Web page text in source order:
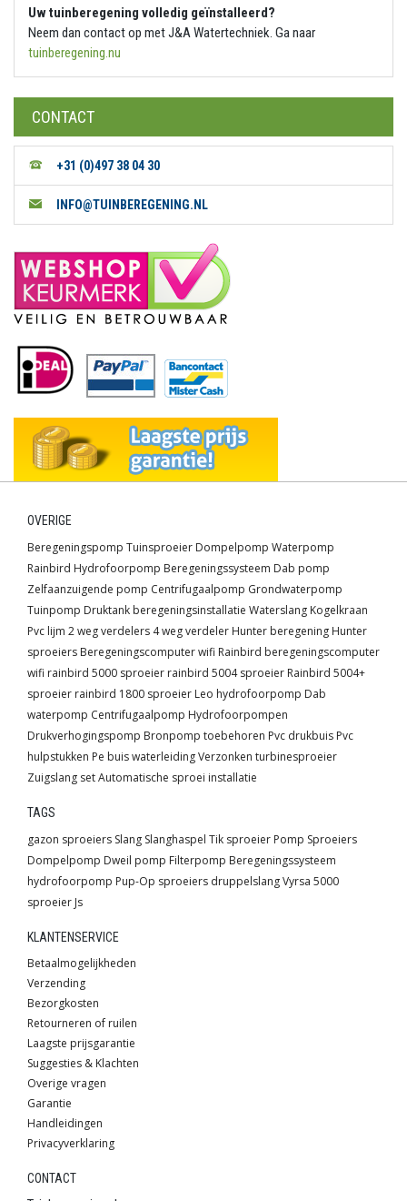
Uw tuinberegening volledig geïnstalleerd?
Neem dan contact op met J&A Watertechniek. Ga naar
tuinberegening.nu
CONTACT
+31 (0)497 38 04 30
INFO@TUINBEREGENING.NL
OVERIGE
Beregeningspomp Tuinsproeier Dompelpomp Waterpomp
Rainbird Hydrofoorpomp Beregeningssysteem Dab pomp
Zelfaanzuigende pomp Centrifugaalpomp Grondwaterpomp
Tuinpomp Druktank beregeningsinstallatie Waterslang Kogelkraan
Pvc lijm 2 weg verdelers 4 weg verdeler Hunter beregening Hunter
sproeiers Beregeningscomputer wifi Rainbird beregeningscomputer
wifi rainbird 5000 sproeier rainbird 5004 sproeier Rainbird 5004+
sproeier rainbird 1800 sproeier Leo hydrofoorpomp Dab
waterpomp Centrifugaalpomp Hydrofoorpompen
Drukverhogingspomp Bronpomp toebehoren Pvc drukbuis Pvc
hulpstukken Pe buis waterleidingVerzonken turbinesproeier
Zuigslang setAutomatische sproei installatie
TAGS
gazon sproeiers Slang Slanghaspel Tik sproeier Pomp Sproeiers
Dompelpomp Dweil pomp Filterpomp Beregeningssysteem
hydrofoorpomp Pup-Op sproeiers druppelslangVyrsa 5000
sproeier Js
KLANTENSERVICE
Betaalmogelijkheden
Verzending
Bezorgkosten
Retourneren of ruilen
Laagste prijsgarantie
Suggesties & Klachten
Overige vragen
Garantie
Handleidingen
Privacyverklaring
CONTACT